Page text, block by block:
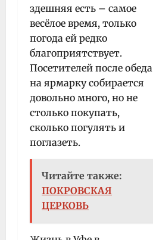
здешняя есть – самое
весёлое время, только
погода ей редко
благоприятствует.
Посетителей после обеда
на ярмарку собирается
довольно много, но не
столько покупать,
сколько погулять и
поглазеть.
Читайте также:
ПОКРОВСКАЯ
ЦЕРКОВЬ